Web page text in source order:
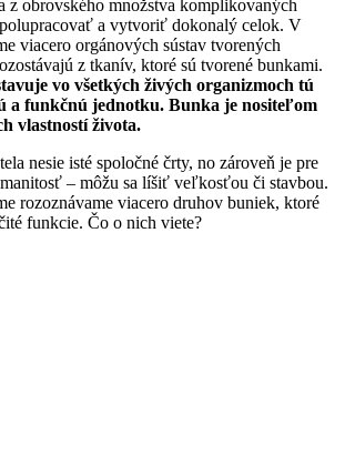
z obrovského množstva komplikovaných
a vytvoriť dokonalý celok. V
viacero orgánových sústav tvorených
z tkanív, ktoré sú tvorené bunkami.
vo všetkých živých organizmoch tú
a funkčnú jednotku. Bunka je nositeľom
vlastností života.
nesie isté spoločné črty, no zároveň je pre
– môžu sa líšiť veľkosťou či stavbou.
rozoznávame viacero druhov buniek, ktoré
funkcie. Čo o nich viete?